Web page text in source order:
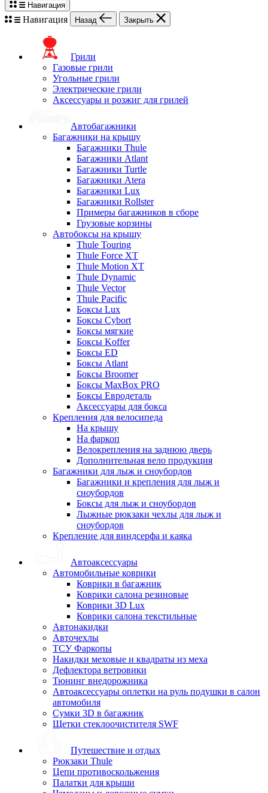
Навигация
Навигация Назад Закрыть
Грили
Газовые грили
Угольные грили
Электрические грили
Аксессуары и розжиг для грилей
Автобагажники
Багажники на крышу
Багажники Thule
Багажники Atlant
Багажники Turtle
Багажники Atera
Багажники Lux
Багажники Rollster
Примеры багажников в сборе
Грузовые корзины
Автобоксы на крышу
Thule Touring
Thule Force XT
Thule Motion XT
Thule Dynamic
Thule Vector
Thule Pacific
Боксы Lux
Боксы Cybort
Боксы мягкие
Боксы Koffer
Боксы ED
Боксы Atlant
Боксы Broomer
Боксы MaxBox PRO
Боксы Евродеталь
Аксессуары для бокса
Крепления для велосипеда
На крышу
На фаркоп
Велокрепления на заднюю дверь
Дополнительная вело продукция
Багажники для лыж и сноубордов
Багажники и крепления для лыж и
сноубордов
Боксы для лыж и сноубордов
Лыжные рюкзаки чехлы для лыж и
сноубордов
Крепление для виндсерфа и каяка
Автоаксессуары
Автомобильные коврики
Коврики в багажник
Коврики салона резиновые
Коврики 3D Lux
Коврики салона текстильные
Автонакидки
Авточехлы
ТСУ Фаркопы
Накидки меховые и квадраты из меха
Дефлектора ветровики
Тюнинг внедорожника
Автоаксессуары оплетки на руль подушки в салон
автомобиля
Сумки 3D в багажник
Щетки стеклоочистителя SWF
Путешествие и отдых
Рюкзаки Thule
Цепи противоскольжения
Палатки для крыши